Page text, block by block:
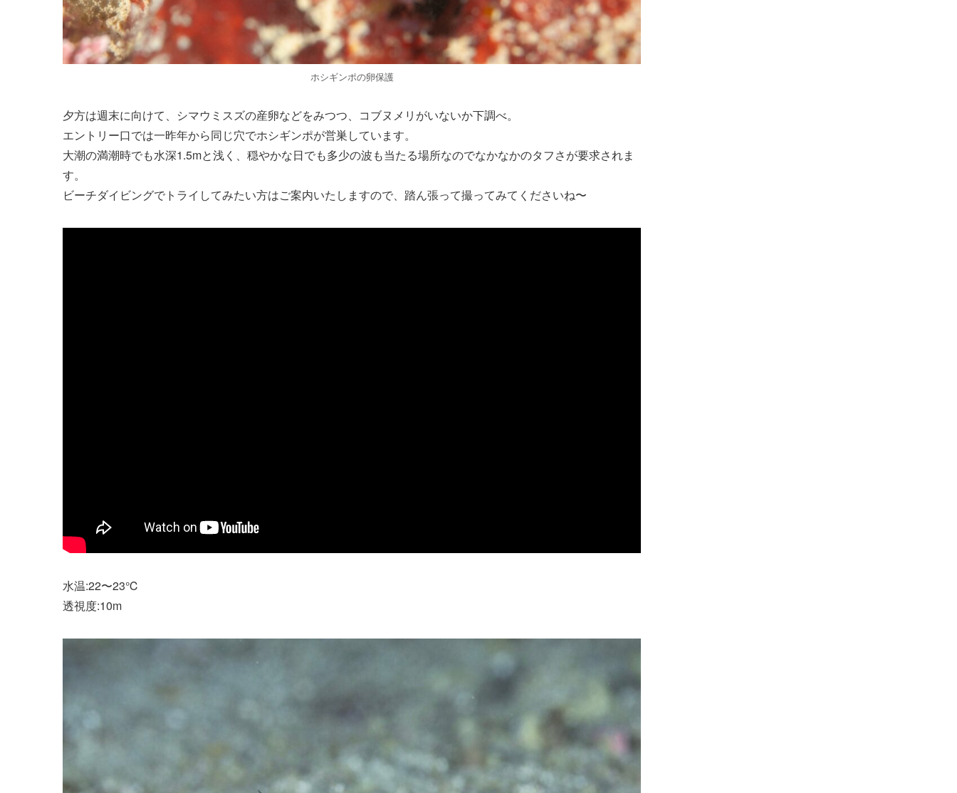
ホシギンポの卵保護
夕方は週末に向けて、シマウミスズの産卵などをみつつ、コブヌメリがいないか下調べ。
エントリー口では一昨年から同じ穴でホシギンポが営巣しています。
大潮の満潮時でも水深1.5mと浅く、穏やかな日でも多少の波も当たる場所なのでなかなかのタフさが要求されま
す。
ビーチダイビングでトライしてみたい方はご案内いたしますので、踏ん張って撮ってみてくださいね〜
水温:22〜23℃
透視度:10m